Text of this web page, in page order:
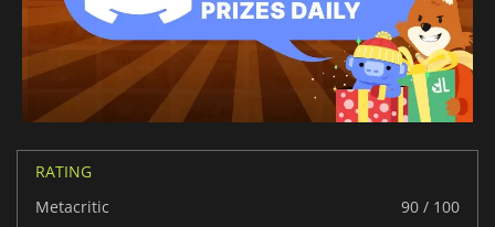
RATING
Metacritic
90 / 100